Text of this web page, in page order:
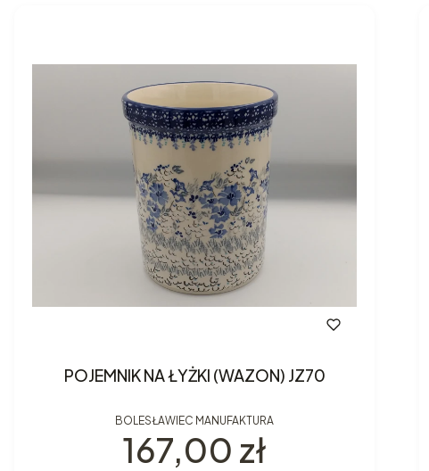
POJEMNIK NA ŁYŻKI (WAZON) JZ70
BOLESŁAWIEC MANUFAKTURA
Cena
167,00 zł